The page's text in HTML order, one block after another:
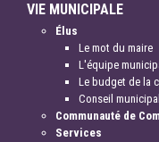
VIE MUNICIPALE
Élus
Le mot du maire
L'équipe
Le budget de la
Conseil municipal
Communauté de
Services